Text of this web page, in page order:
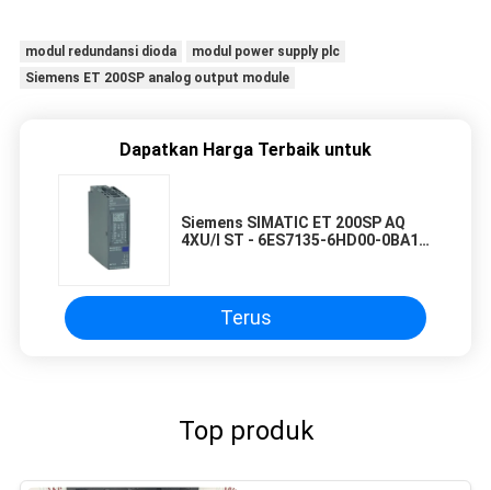
modul redundansi dioda
modul power supply plc
Siemens ET 200SP analog output module
Dapatkan Harga Terbaik untuk
Siemens SIMATIC ET 200SP AQ
4XU/I ST - 6ES7135-6HD00-0BA1
Terus
Top produk